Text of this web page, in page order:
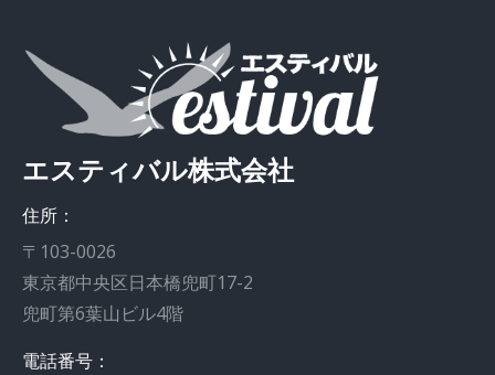
エスティバル株式会社
住所：
〒103-0026
東京都中央区日本橋兜町17-2
兜町第6葉山ビル4階
電話番号：